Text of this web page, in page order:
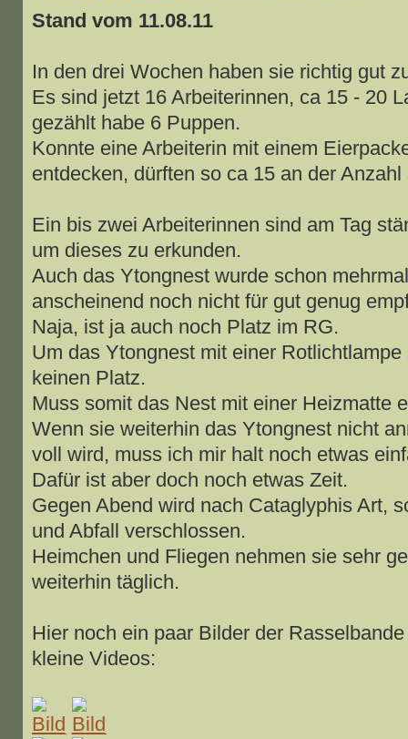
Stand vom 11.08.11
In den drei Wochen haben sie richtig gut
Es sind jetzt 16 Arbeiterinnen, ca 15 - 20
gezählt habe 6 Puppen.
Konnte eine Arbeiterin mit einem
entdecken, dürften so ca 15 an der Anzahl
Ein bis zwei Arbeiterinnen sind am Tag
um dieses zu erkunden.
Auch das Ytongnest wurde schon
anscheinend noch nicht für gut genug
Naja, ist ja auch noch Platz im RG.
Um das Ytongnest mit einer
keinen Platz.
Muss somit das Nest mit einer Heizmatte
Wenn sie weiterhin das Ytongnest nicht
voll wird, muss ich mir halt noch etwas
Dafür ist aber doch noch etwas Zeit.
Gegen Abend wird nach Cataglyphis Art,
und Abfall verschlossen.
Heimchen und Fliegen nehmen sie sehr
weiterhin täglich.
Hier noch ein paar Bilder der
kleine Videos: